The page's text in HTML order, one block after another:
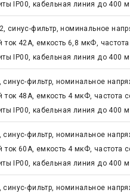
IP00, кабельная линия до 400 м
синус-фильтр, номинальное
ток 42А, емкость 6,8 мкФ,
IP00, кабельная линия до 400 м
синус-фильтр, номинальное
ток 48А, емкость 4 мкФ, частота
IP00, кабельная линия до 400 м
синус-фильтр, номинальное
ток 60А, емкость 4 мкФ, частота
IP00, кабельная линия до 400 м
синус-фильтр, номинальное